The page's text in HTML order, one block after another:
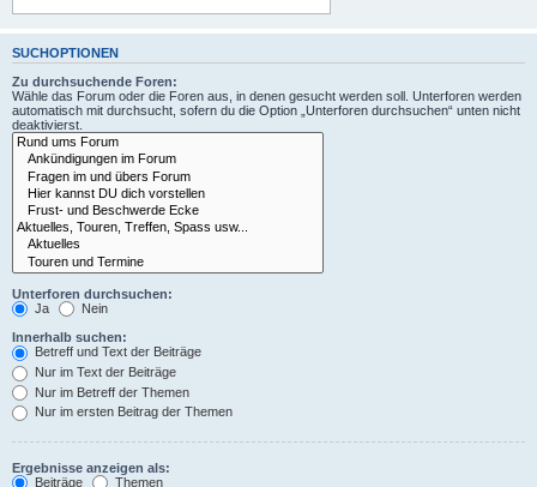
SUCHOPTIONEN
Zu durchsuchende Foren:
Wähle das Forum oder die Foren aus, in denen gesucht werden soll. Unterforen werden
automatisch mit durchsucht, sofern du die Option „Unterforen durchsuchen“ unten nicht
deaktivierst.
Unterforen durchsuchen:
Ja
Nein
Innerhalb suchen:
Betreff und Text der Beiträge
Nur im Text der Beiträge
Nur im Betreff der Themen
Nur im ersten Beitrag der Themen
Ergebnisse anzeigen als:
Beiträge
Themen